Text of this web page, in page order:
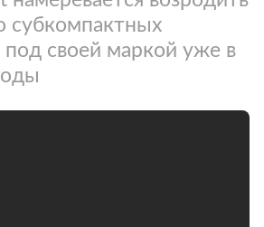
субкомпактных
своей маркой уже в